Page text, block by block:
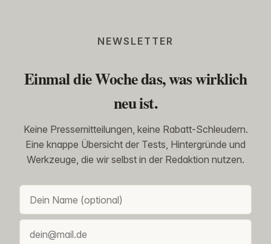
NEWSLETTER
Einmal die Woche das, was wirklich
neu ist.
Keine Pressemitteilungen, keine Rabatt-Schleudern.
Eine knappe Übersicht der Tests, Hintergründe und
Werkzeuge, die wir selbst in der Redaktion nutzen.